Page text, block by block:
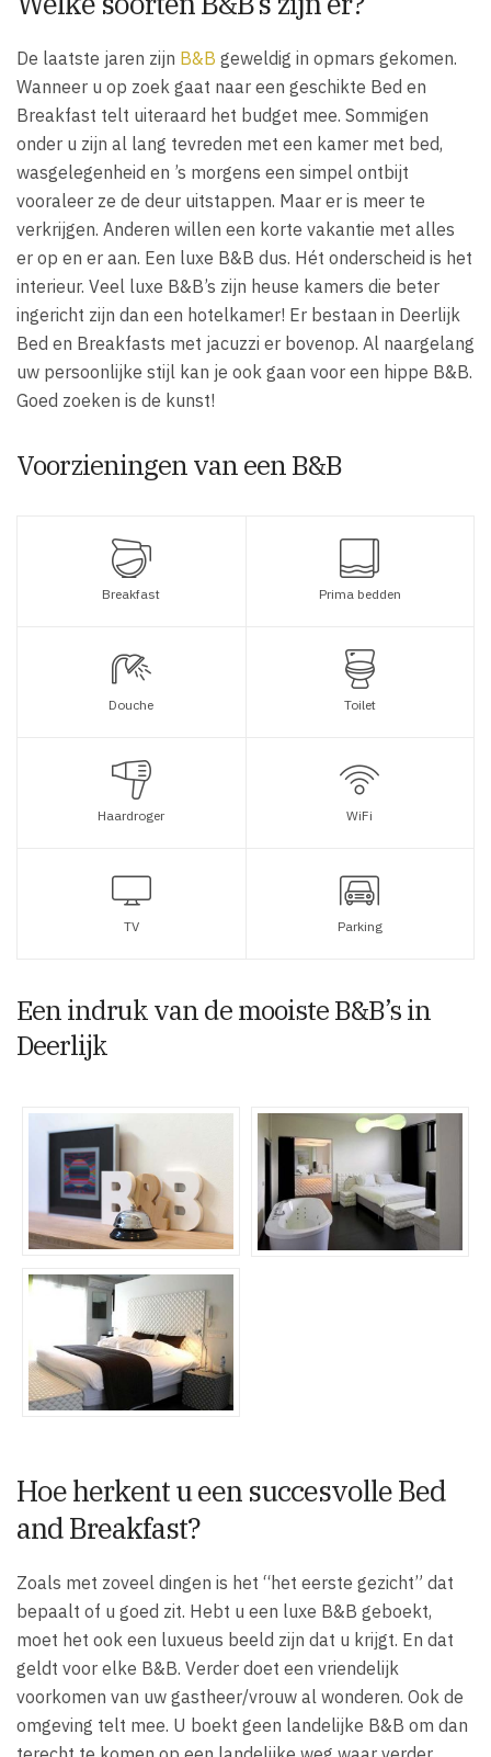
De laatste jaren zijn B&B geweldig in opmars gekomen.
Wanneer u op zoek gaat naar een geschikte Bed en
Breakfast telt uiteraard het budget mee. Sommigen
onder u zijn al lang tevreden met een kamer met bed,
wasgelegenheid en ’s morgens een simpel ontbijt
vooraleer ze de deur uitstappen. Maar er is meer te
verkrijgen. Anderen willen een korte vakantie met alles
er op en er aan. Een luxe B&B dus. Hét onderscheid is het
interieur. Veel luxe B&B’s zijn heuse kamers die beter
ingericht zijn dan een hotelkamer! Er bestaan in Deerlijk
Bed en Breakfasts met jacuzzi er bovenop. Al naargelang
uw persoonlijke stijl kan je ook gaan voor een hippe B&B.
Goed zoeken is de kunst!
Voorzieningen van een B&B
Breakfast Prima bedden
Douche Toilet
Haardroger WiFi
TV Parking
Een indruk van de mooiste B&B’s in
Deerlijk
Hoe herkent u een succesvolle Bed
and Breakfast?
Zoals met zoveel dingen is het “het eerste gezicht” dat
bepaalt of u goed zit. Hebt u een luxe B&B geboekt,
moet het ook een luxueus beeld zijn dat u krijgt. En dat
geldt voor elke B&B. Verder doet een vriendelijk
voorkomen van uw gastheer/vrouw al wonderen. Ook de
omgeving telt mee. U boekt geen landelijke B&B om dan